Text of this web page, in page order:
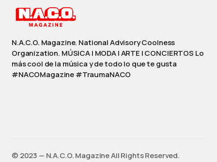
N.A.C.O. Magazine. National Advisory Coolness
Organization. MÚSICA | MODA | ARTE | CONCIERTOS Lo
más cool de la música y de todo lo que te gusta
#NACOMagazine #TraumaNACO
©️ 2023 — N.A.C.O. Magazine All Rights Reserved.